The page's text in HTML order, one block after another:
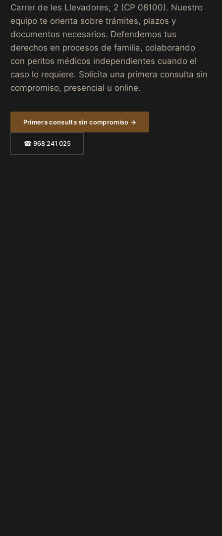
Carrer de les Llevadores, 2 (CP 08100). Nuestro
equipo te orienta sobre trámites, plazos y
documentos necesarios. Defendemos tus
derechos en procesos de familia, colaborando
con peritos médicos independientes cuando el
caso lo requiere. Solicita una primera consulta sin
compromiso, presencial u online.
Primera consulta sin compromiso →
☎ 968 241 025